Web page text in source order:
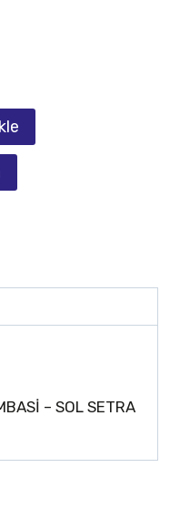
– SOL SETRA